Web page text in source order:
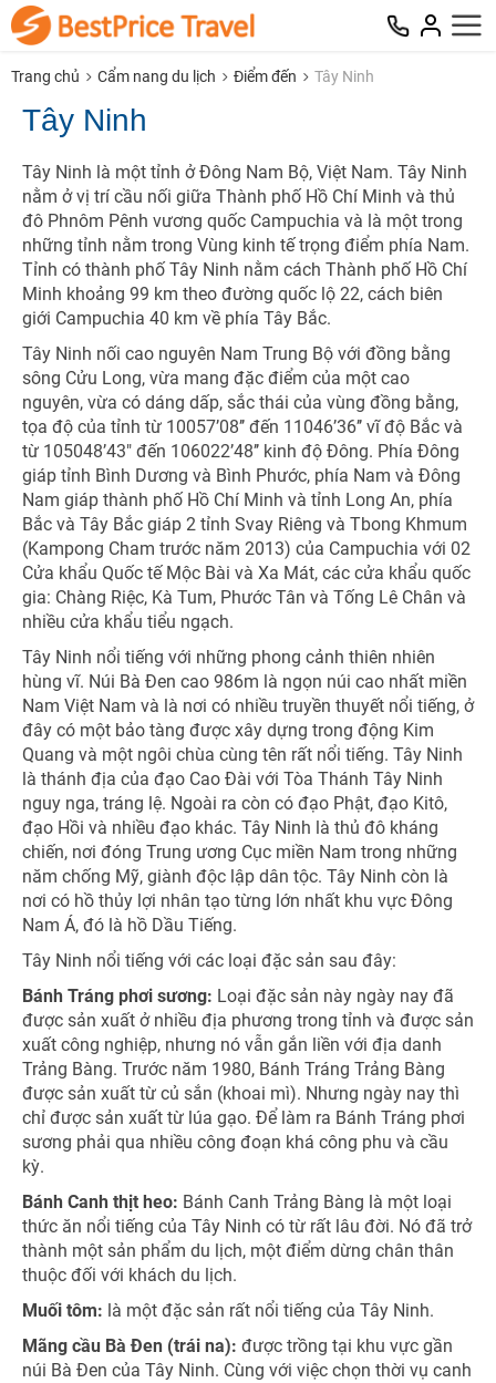
Trang chủ Cẩm nang du lịch Điểm đến Tây Ninh
Tây Ninh
Tây Ninh là một tỉnh ở Đông Nam Bộ, Việt Nam. Tây Ninh
nằm ở vị trí cầu nối giữa Thành phố Hồ Chí Minh và thủ
đô Phnôm Pênh vương quốc Campuchia và là một trong
những tỉnh nằm trong Vùng kinh tế trọng điểm phía Nam.
Tỉnh có thành phố Tây Ninh nằm cách Thành phố Hồ Chí
Minh khoảng 99 km theo đường quốc lộ 22, cách biên
giới Campuchia 40 km về phía Tây Bắc.
Tây Ninh nối cao nguyên Nam Trung Bộ với đồng bằng
sông Cửu Long, vừa mang đặc điểm của một cao
nguyên, vừa có dáng dấp, sắc thái của vùng đồng bằng,
tọa độ của tỉnh từ 10057’08’’ đến 11046’36’’ vĩ độ Bắc và
từ 105048’43" đến 106022’48’’ kinh độ Đông. Phía Đông
giáp tỉnh Bình Dương và Bình Phước, phía Nam và Đông
Nam giáp thành phố Hồ Chí Minh và tỉnh Long An, phía
Bắc và Tây Bắc giáp 2 tỉnh Svay Riêng và Tbong Khmum
(Kampong Cham trước năm 2013) của Campuchia với 02
Cửa khẩu Quốc tế Mộc Bài và Xa Mát, các cửa khẩu quốc
gia: Chàng Riệc, Kà Tum, Phước Tân và Tống Lê Chân và
nhiều cửa khẩu tiểu ngạch.
Tây Ninh nổi tiếng với những phong cảnh thiên nhiên
hùng vĩ. Núi Bà Đen cao 986m là ngọn núi cao nhất miền
Nam Việt Nam và là nơi có nhiều truyền thuyết nổi tiếng, ở
đây có một bảo tàng được xây dựng trong động Kim
Quang và một ngôi chùa cùng tên rất nổi tiếng. Tây Ninh
là thánh địa của đạo Cao Đài với Tòa Thánh Tây Ninh
nguy nga, tráng lệ. Ngoài ra còn có đạo Phật, đạo Kitô,
đạo Hồi và nhiều đạo khác. Tây Ninh là thủ đô kháng
chiến, nơi đóng Trung ương Cục miền Nam trong những
năm chống Mỹ, giành độc lập dân tộc. Tây Ninh còn là
nơi có hồ thủy lợi nhân tạo từng lớn nhất khu vực Đông
Nam Á, đó là hồ Dầu Tiếng.
Tây Ninh nổi tiếng với các loại đặc sản sau đây:
Bánh Tráng phơi sương: Loại đặc sản này ngày nay đã
được sản xuất ở nhiều địa phương trong tỉnh và được sản
xuất công nghiệp, nhưng nó vẫn gắn liền với địa danh
Trảng Bàng. Trước năm 1980, Bánh Tráng Trảng Bàng
được sản xuất từ củ sắn (khoai mì). Nhưng ngày nay thì
chỉ được sản xuất từ lúa gạo. Để làm ra Bánh Tráng phơi
sương phải qua nhiều công đoạn khá công phu và cầu
kỳ.
Bánh Canh thịt heo: Bánh Canh Trảng Bàng là một loại
thức ăn nổi tiếng của Tây Ninh có từ rất lâu đời. Nó đã trở
thành một sản phẩm du lịch, một điểm dừng chân thân
thuộc đối với khách du lịch.
Muối tôm: là một đặc sản rất nổi tiếng của Tây Ninh.
Mãng cầu Bà Đen (trái na): được trồng tại khu vực gần
núi Bà Đen của Tây Ninh. Cùng với việc chọn thời vụ canh
TƯ VẤN NGAY
TƯ VẤN NGAY
Nhận ưu đãi ngay
TƯ VẤN NGAY
TƯ VẤN NGAY
NHẬN ƯU ĐÃI NGAY
TƯ VẤN NGAY